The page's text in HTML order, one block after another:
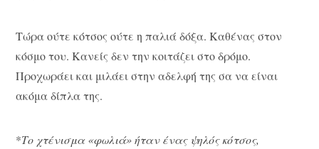
Τώρα ούτε κότσος ούτε η παλιά δόξα. Καθένας στον
κόσμο του. Κανείς δεν την κοιτάζει στο δρόμο.
Προχωράει και μιλάει στην αδελφή της σα να είναι
ακόμα δίπλα της.
*Το χτένισμα «φωλιά» ήταν ένας ψηλός κότσος,